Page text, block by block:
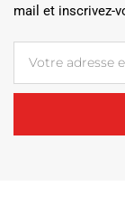
mail et inscrivez-